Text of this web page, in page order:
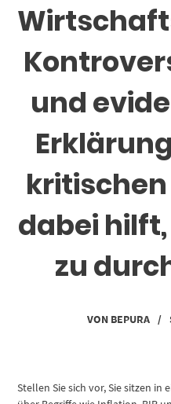
und
kritischen
dabei
zu
VON BEPURA /
Stellen Sie sich vor, Sie sitzen in